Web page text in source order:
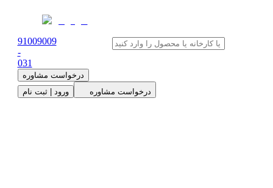
91009009
-
031
درخواست مشاوره
ورود | ثبت نام
درخواست مشاوره